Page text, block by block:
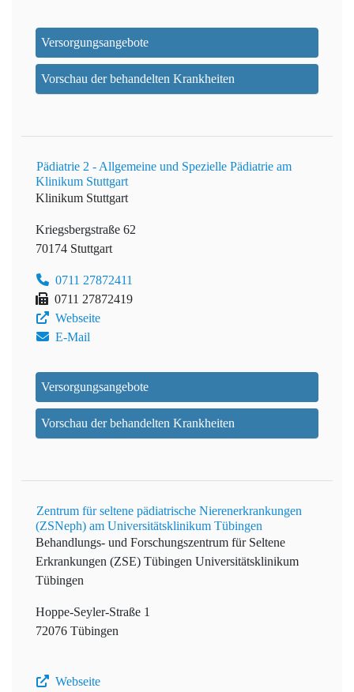
Versorgungsangebote
Vorschau der behandelten Krankheiten
Pädiatrie 2 - Allgemeine und Spezielle Pädiatrie am
Klinikum Stuttgart
Klinikum Stuttgart
Kriegsbergstraße 62
70174 Stuttgart
0711 27872411
0711 27872419
Webseite
E-Mail
Versorgungsangebote
Vorschau der behandelten Krankheiten
Zentrum für seltene pädiatrische Nierenerkrankungen
(ZSNeph) am Universitätsklinikum Tübingen
Behandlungs- und Forschungszentrum für Seltene
Erkrankungen (ZSE) Tübingen Universitätsklinikum
Tübingen
Hoppe-Seyler-Straße 1
72076 Tübingen
Webseite